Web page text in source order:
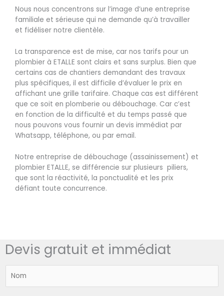
Nous nous concentrons sur l’image d’une entreprise
familiale et sérieuse qui ne demande qu’à travailler
et fidéliser notre clientèle.
La transparence est de mise, car nos tarifs pour un
plombier à ETALLE sont clairs et sans surplus. Bien que
certains cas de chantiers demandant des travaux
plus spécifiques, il est difficile d’évaluer le prix en
affichant une grille tarifaire. Chaque cas est différent
que ce soit en plomberie ou débouchage. Car c’est
en fonction de la difficulté et du temps passé que
nous pouvons vous fournir un devis immédiat par
Whatsapp, téléphone, ou par email.
Notre entreprise de débouchage (assainissement) et
plombier ETALLE, se différencie sur plusieurs piliers,
que sont la réactivité, la ponctualité et les prix
défiant toute concurrence.
Devis gratuit et immédiat